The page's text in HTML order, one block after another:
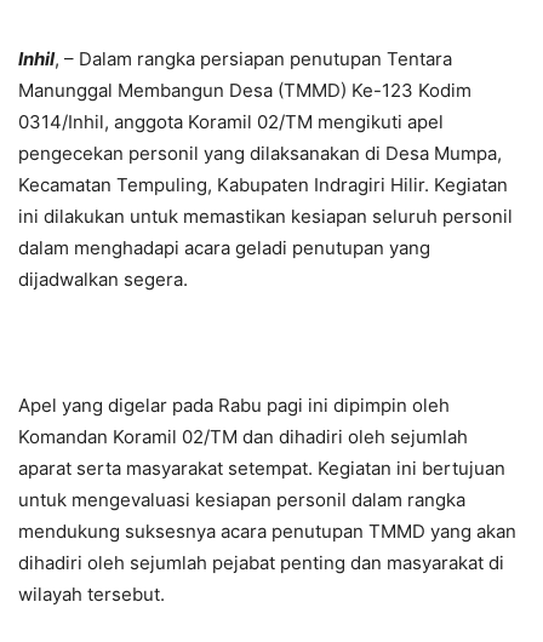
Inhil, – Dalam rangka persiapan penutupan Tentara
Manunggal Membangun Desa (TMMD) Ke-123 Kodim
0314/Inhil, anggota Koramil 02/TM mengikuti apel
pengecekan personil yang dilaksanakan di Desa Mumpa,
Kecamatan Tempuling, Kabupaten Indragiri Hilir. Kegiatan
ini dilakukan untuk memastikan kesiapan seluruh personil
dalam menghadapi acara geladi penutupan yang
dijadwalkan segera.
Apel yang digelar pada Rabu pagi ini dipimpin oleh
Komandan Koramil 02/TM dan dihadiri oleh sejumlah
aparat serta masyarakat setempat. Kegiatan ini bertujuan
untuk mengevaluasi kesiapan personil dalam rangka
mendukung suksesnya acara penutupan TMMD yang akan
dihadiri oleh sejumlah pejabat penting dan masyarakat di
wilayah tersebut.